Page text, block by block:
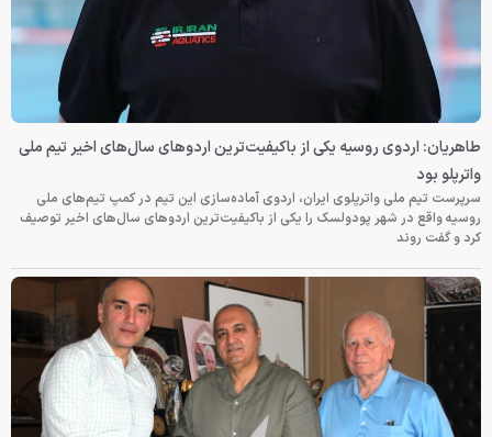
طاهریان: اردوی روسیه یکی از باکیفیت‌ترین اردوهای سال‌های اخیر تیم ملی
واترپلو بود
سرپرست تیم ملی واترپلوی ایران، اردوی آماده‌سازی این تیم در کمپ تیم‌های ملی
روسیه واقع در شهر پودولسک را یکی از باکیفیت‌ترین اردوهای سال‌های اخیر توصیف
کرد و گفت روند